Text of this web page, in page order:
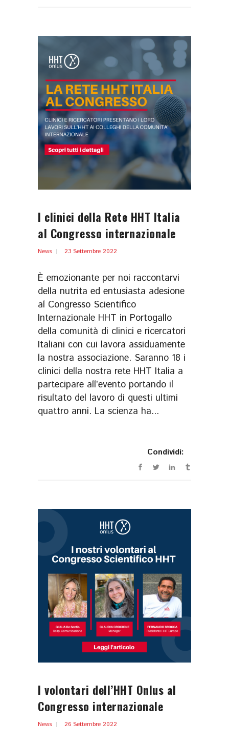
I clinici della Rete HHT Italia
al Congresso internazionale
News 23 Settembre 2022
È emozionante per noi raccontarvi
della nutrita ed entusiasta adesione
al Congresso Scientifico
Internazionale HHT in Portogallo
della comunità di clinici e ricercatori
Italiani con cui lavora assiduamente
la nostra associazione. Saranno 18 i
clinici della nostra rete HHT Italia a
partecipare all’evento portando il
risultato del lavoro di questi ultimi
quattro anni. La scienza ha...
Condividi:
I volontari dell’HHT Onlus al
Congresso internazionale
News 26 Settembre 2022